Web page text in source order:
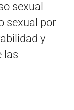
sexual
sexual por
y
las